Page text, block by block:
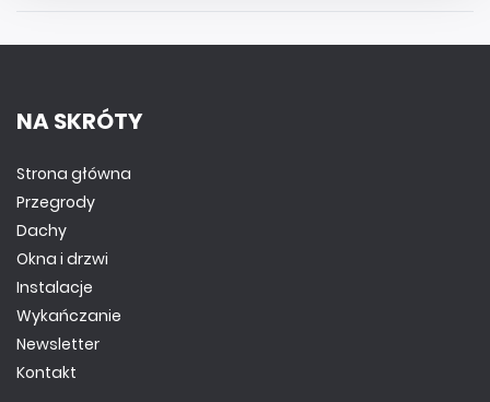
NA SKRÓTY
Strona główna
Przegrody
Dachy
Okna i drzwi
Instalacje
Wykańczanie
Newsletter
Kontakt